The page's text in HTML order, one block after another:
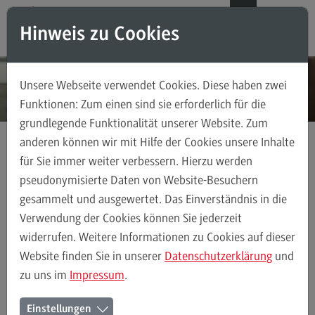
Direkt zum Inhalt
Direkt zum Hauptmenu
Direkt zum Footer
Modul-O-Mat
Masterstudiengänge
Accounting, Controlling, Taxation
Accounting, Controlling, Taxation
Modulangebot
Berufsperspektiven
Kontakt
Advanced Practice in Healthcare
Advanced Practice in Healthcare
Rahmenbedingungen
Kontakt Ansprechpersonen Weiterbildung
Ansprechpersonen Alle Kontakte (alphabetisch)
Ansprechpersonen des Bereichs
Hinweis zu Cookies
Unsere Webseite verwendet Cookies. Diese haben zwei
Funktionen: Zum einen sind sie erforderlich für die
grundlegende Funktionalität unserer Website. Zum
anderen können wir mit Hilfe der Cookies unsere Inhalte
für Sie immer weiter verbessern. Hierzu werden
pseudonymisierte Daten von Website-Besuchern
gesammelt und ausgewertet. Das Einverständnis in die
Verwendung der Cookies können Sie jederzeit
widerrufen. Weitere Informationen zu Cookies auf dieser
Website finden Sie in unserer Datenschutzerklärung und
zu uns im Impressum.
Einstellungen